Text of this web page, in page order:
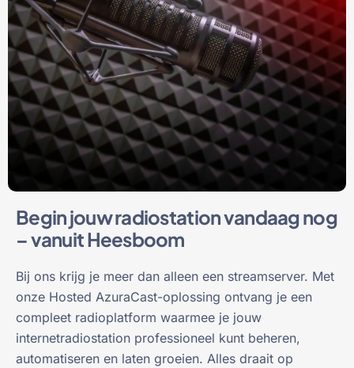
Begin jouw radiostation vandaag nog
– vanuit Heesboom
Bij ons krijg je meer dan alleen een streamserver. Met
onze Hosted AzuraCast-oplossing ontvang je een
compleet radioplatform waarmee je jouw
internetradiostation professioneel kunt beheren,
automatiseren en laten groeien. Alles draait op